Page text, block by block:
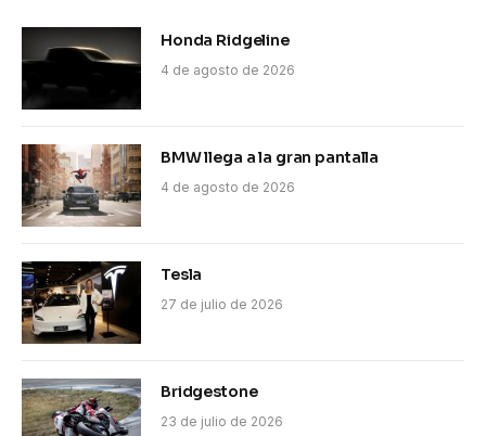
Honda Ridgeline
4 de agosto de 2026
BMW llega a la gran pantalla
4 de agosto de 2026
Tesla
27 de julio de 2026
Bridgestone
23 de julio de 2026